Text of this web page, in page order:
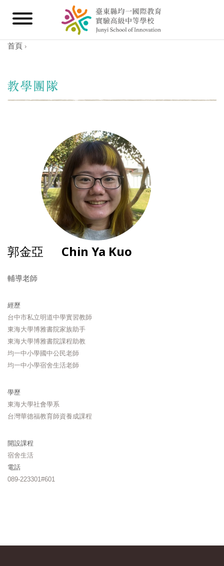
首頁 ›
郭金亞 Chin Ya Kuo
輔導老師
經歷
台中市私立明道中學實習教師
東海大學博雅書院家族助手
東海大學博雅書院課程助教
均一中小學國中公民老師
均一中小學宿舍生活老師
學歷
東海大學社會學系
台灣華德福教育師資養成課程
開設課程
宿舍生活
電話
089-223301#601